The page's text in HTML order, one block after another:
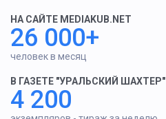
НА САЙТЕ MEDIAKUB.NET
26 000+
человек в месяц
В ГАЗЕТЕ "УРАЛЬСКИЙ ШАХТЕР"
4 200